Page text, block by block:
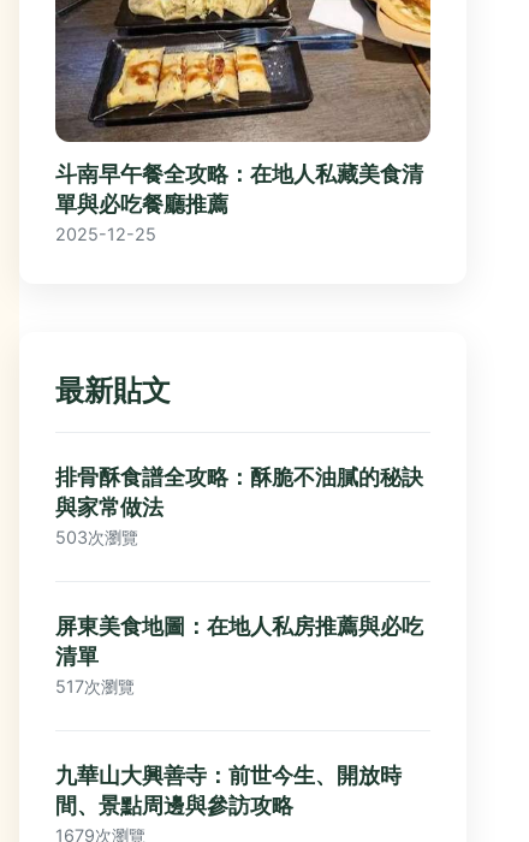
斗南早午餐全攻略：在地人私藏美食清
單與必吃餐廳推薦
2025-12-25
最新貼文
排骨酥食譜全攻略：酥脆不油膩的秘訣
與家常做法
503次瀏覽
屏東美食地圖：在地人私房推薦與必吃
清單
517次瀏覽
九華山大興善寺：前世今生、開放時
間、景點周邊與參訪攻略
1679次瀏覽